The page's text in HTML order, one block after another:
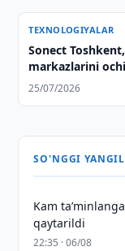
TEXNOLOGIYALAR
Sonect
markazlarini
25/07/2026
SO'NGGI
Kam
qaytarildi
22:35 · 06/08